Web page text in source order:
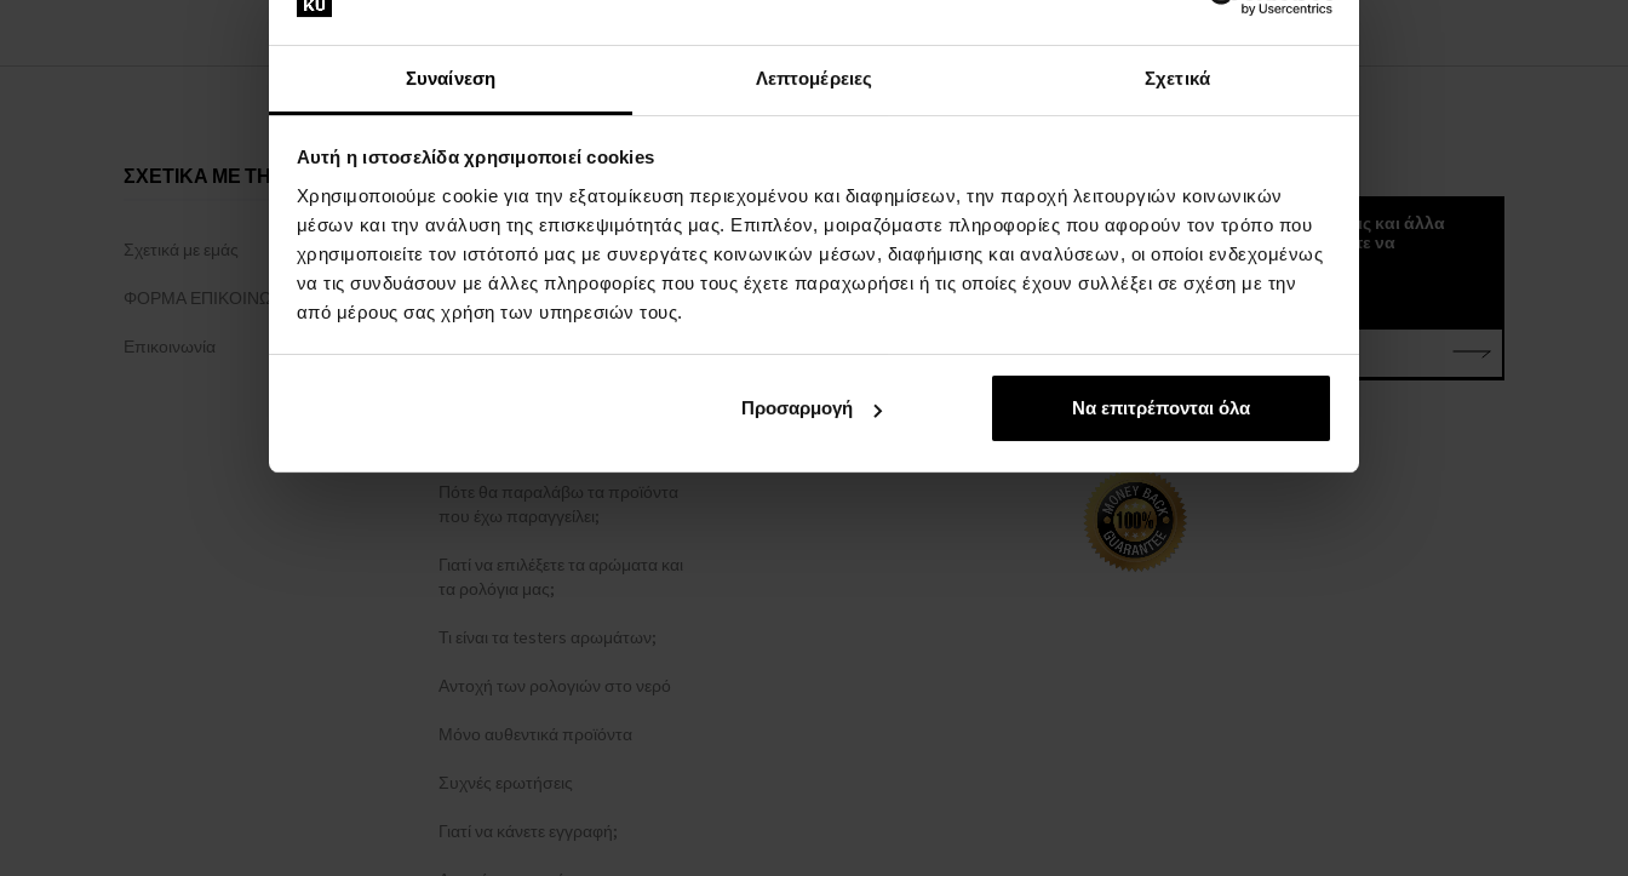
Συναίνεση Λεπτομέρειες Σχετικά
Αυτή η ιστοσελίδα χρησιμοποιεί cookies
Χρησιμοποιούμε cookie για την εξατομίκευση περιεχομένου και διαφημίσεων, την παροχή λειτουργιών κοινωνικών
μέσων και την ανάλυση της επισκεψιμότητάς μας. Επιπλέον, μοιραζόμαστε πληροφορίες που αφορούν τον τρόπο που
χρησιμοποιείτε τον ιστότοπό μας με συνεργάτες κοινωνικών μέσων, διαφήμισης και αναλύσεων, οι οποίοι ενδεχομένως
να τις συνδυάσουν με άλλες πληροφορίες που τους έχετε παραχωρήσει ή τις οποίες έχουν συλλέξει σε σχέση με την
από μέρους σας χρήση των υπηρεσιών τους.
Προσαρμογή Να επιτρέπονται όλα
ΣΧΕΤΙΚΑ ΜΕ ΤΗΝ ΕΤΑΙΡΕΙΑ
Σχετικά με εμάς
ΦΟΡΜΑ ΕΠΙΚΟΙΝΩΝΙΑΣ
Επικοινωνία
Πρόγραμμα επιβράβευσης
Γενικοί όροι και προϋποθέσεις
Πότε θα παραλάβω τα προϊόντα
που έχω παραγγείλει;
Γιατί να επιλέξετε τα αρώματα και
τα ρολόγια μας;
Τι είναι τα testers αρωμάτων;
Αντοχή των ρολογιών στο νερό
Μόνο αυθεντικά προϊόντα
Συχνές ερωτήσεις
Γιατί να κάνετε εγγραφή;
Πληρωμή κατά την παράδοση
Μπορείτε να λαμβάνετε νέα, τάσεις και άλλα
σπουδαία πράγματα αν ξεκινήσετε να
εγγραφείτε στο kokuletter μας :)
ΗΛΕΚΤΡΟΝΙΚΗ ΔΙΕΥΘΥΝΣΗ*